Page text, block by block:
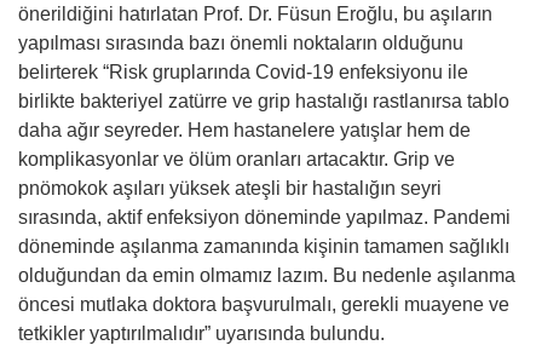
önerildiğini hatırlatan Prof. Dr. Füsun Eroğlu, bu aşıların
yapılması sırasında bazı önemli noktaların olduğunu
belirterek “Risk gruplarında Covid-19 enfeksiyonu ile
birlikte bakteriyel zatürre ve grip hastalığı rastlanırsa tablo
daha ağır seyreder. Hem hastanelere yatışlar hem de
komplikasyonlar ve ölüm oranları artacaktır. Grip ve
pnömokok aşıları yüksek ateşli bir hastalığın seyri
sırasında, aktif enfeksiyon döneminde yapılmaz. Pandemi
döneminde aşılanma zamanında kişinin tamamen sağlıklı
olduğundan da emin olmamız lazım. Bu nedenle aşılanma
öncesi mutlaka doktora başvurulmalı, gerekli muayene ve
tetkikler yaptırılmalıdır” uyarısında bulundu.